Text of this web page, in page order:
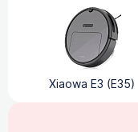
Xiaowa E3 (E35)